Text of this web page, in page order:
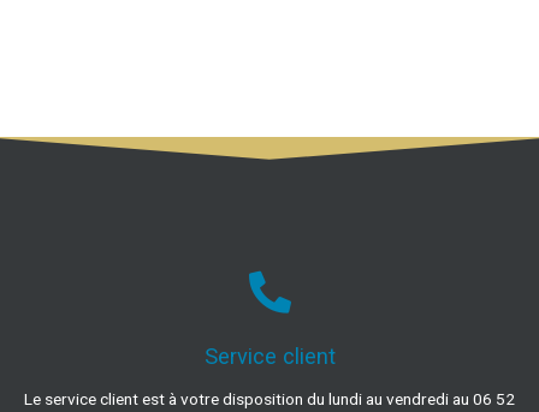
Service client
Le service client est à votre disposition du lundi au vendredi au 06 52